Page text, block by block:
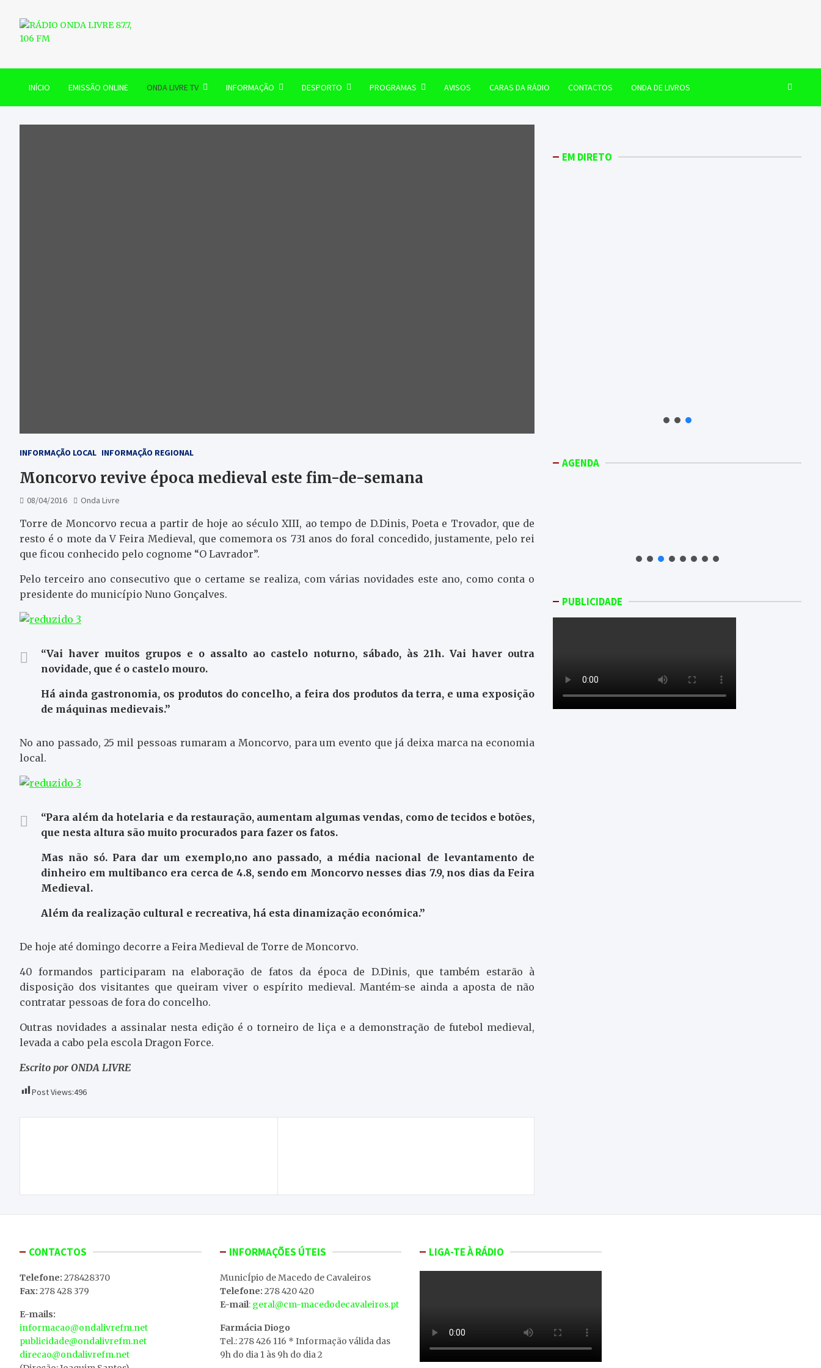
content
RÁDIO ONDA LIVRE 87.7, 106 FM
INÍCIO EMISSÃO ONLINE ONDA LIVRE TV INFORMAÇÃO DESPORTO PROGRAMAS AVISOS CARAS DA RÁDIO CONTACTOS ONDA DE LIVROS
INFORMAÇÃO LOCAL INFORMAÇÃO REGIONAL
Moncorvo revive época medieval este fim-de-semana
08/04/2016 Onda Livre
Torre de Moncorvo recua a partir de hoje ao século XIII, ao tempo de D.Dinis, Poeta e Trovador, que de
resto é o mote da V Feira Medieval, que comemora os 731 anos do foral concedido, justamente, pelo rei
que ficou conhecido pelo cognome “O Lavrador”.
Pelo terceiro ano consecutivo que o certame se realiza, com várias novidades este ano, como conta o
presidente do município Nuno Gonçalves.
“Vai haver muitos grupos e o assalto ao castelo noturno, sábado, às 21h. Vai haver outra
novidade, que é o castelo mouro.
Há ainda gastronomia, os produtos do concelho, a feira dos produtos da terra, e uma exposição
de máquinas medievais.”
No ano passado, 25 mil pessoas rumaram a Moncorvo, para um evento que já deixa marca na economia
local.
“Para além da hotelaria e da restauração, aumentam algumas vendas, como de tecidos e botões,
que nesta altura são muito procurados para fazer os fatos.
Mas não só. Para dar um exemplo,no ano passado, a média nacional de levantamento de
dinheiro em multibanco era cerca de 4.8, sendo em Moncorvo nesses dias 7.9, nos dias da Feira
Medieval.
Além da realização cultural e recreativa, há esta dinamização económica.”
De hoje até domingo decorre a Feira Medieval de Torre de Moncorvo.
40 formandos participaram na elaboração de fatos da época de D.Dinis, que também estarão à
disposição dos visitantes que queiram viver o espírito medieval. Mantém-se ainda a aposta de não
contratar pessoas de fora do concelho.
Outras novidades a assinalar nesta edição é o torneiro de liça e a demonstração de futebol medieval,
levada a cabo pela escola Dragon Force.
Escrito por ONDA LIVRE
Post Views:496
EM DIRETO
AGENDA
PUBLICIDADE
CONTACTOS
Telefone: 278428370
Fax: 278 428 379
E-mails:
informacao@ondalivrefm.net
publicidade@ondalivrefm.net
direcao@ondalivrefm.net
INFORMAÇÕES ÚTEIS
MunicÍpio de Macedo de Cavaleiros
Telefone: 278 420 420
E-mail: geral@cm-macedodecavaleiros.pt
Farmácia Diogo
Tel.: 278 426 116 * Informação válida das
9h do dia 1 às 9h do dia 2
LIGA-TE À RÁDIO